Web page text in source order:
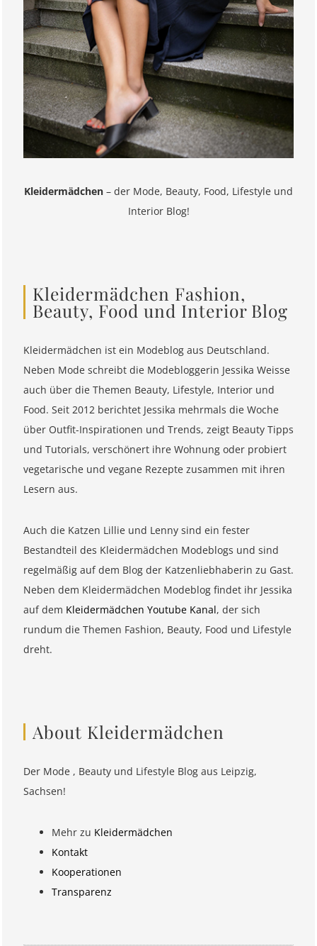
Kleidermädchen – der Mode, Beauty, Food, Lifestyle und
Interior Blog!
Kleidermädchen Fashion,
Beauty, Food und Interior Blog
Kleidermädchen ist ein Modeblog aus Deutschland.
Neben Mode schreibt die Modebloggerin Jessika Weisse
auch über die Themen Beauty, Lifestyle, Interior und
Food. Seit 2012 berichtet Jessika mehrmals die Woche
über Outfit-Inspirationen und Trends, zeigt Beauty Tipps
und Tutorials, verschönert ihre Wohnung oder probiert
vegetarische und vegane Rezepte zusammen mit ihren
Lesern aus.
Auch die Katzen Lillie und Lenny sind ein fester
Bestandteil des Kleidermädchen Modeblogs und sind
regelmäßig auf dem Blog der Katzenliebhaberin zu Gast.
Neben dem Kleidermädchen Modeblog findet ihr Jessika
auf dem Kleidermädchen Youtube Kanal, der sich
rundum die Themen Fashion, Beauty, Food und Lifestyle
dreht.
About Kleidermädchen
Der Mode , Beauty und Lifestyle Blog aus Leipzig,
Sachsen!
Mehr zu Kleidermädchen
Kontakt
Kooperationen
Transparenz